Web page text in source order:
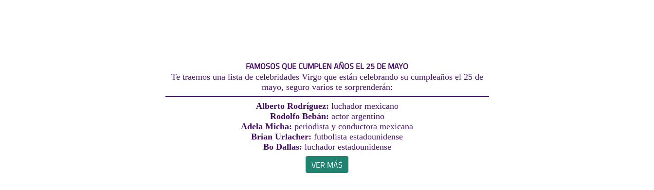
FAMOSOS QUE CUMPLEN AÑOS EL 25 DE MAYO
Te traemos una lista de celebridades Virgo que están celebrando su cumpleaños el 25 de
mayo, seguro varios te sorprenderán:
Alberto Rodríguez: luchador mexicano
Rodolfo Bebán: actor argentino
Adela Micha: periodista y conductora mexicana
Brian Urlacher: futbolista estadounidense
Bo Dallas: luchador estadounidense
VER MÁS